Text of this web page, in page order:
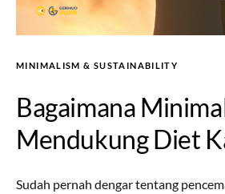
MINIMALISM & SUSTAINABILITY
Bagaimana
Mendukung Diet
Sudah pernah dengar tentang